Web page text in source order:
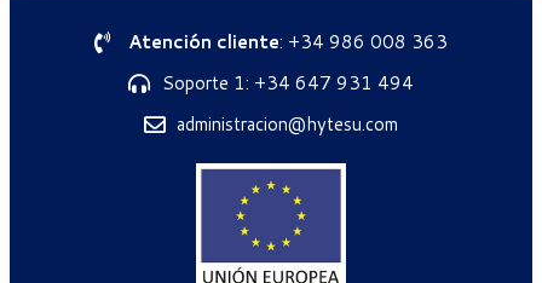
Atención cliente: +34 986 008 363
Soporte 1: +34 647 931 494
administracion@hytesu.com